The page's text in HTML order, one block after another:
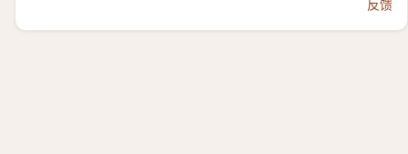
反馈